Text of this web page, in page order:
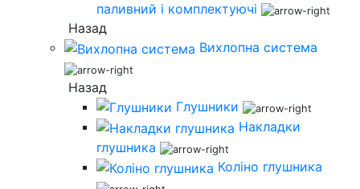
паливний і комплектуючі
Назад
Вихлопна система
Назад
Глушники
Накладки
глушника
Коліно глушника